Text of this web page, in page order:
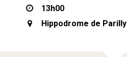
13h00
Hippodrome de Parilly